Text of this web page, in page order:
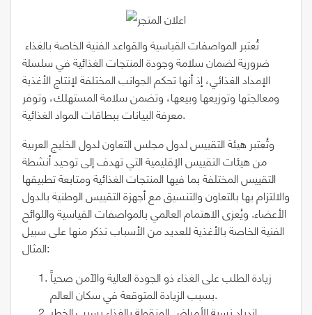
تُعتبر المواصفات القياسية والقواعد الفنية الخاصة بالغذاء
ضرورية لضمان سلامة وجودة المنتجات الغذائية في سلسلة
الإمداد الغذائي، إذ أنها تحكم الجوانب المختلفة لإنتاج الأغذية
ومعالجتها وتوزيعها وبيعها، وتضمن سلامة المستهلك، وتوفر
معرفة البيانات ببطاقات المواد الغذائية.
وتُعتبر هيئة التقييس لدول مجلس التعاون لدول الخليج العربية
من هيئات التقييس الإقليمية التي تهدف إلى توحيد أنشطة
التقييس المختلفة بما فيها المنتجات الغذائية ومتابعة تطبيقها
والالتزام بها بالتعاون والتنسيق مع أجهزة التقييس الوطنية بالدول
الأعضاء. ويُعزى الاهتمام العالمي بالمواصفات القياسية واللوائح
الفنية الخاصة بالأغذية للعديد من الأسباب نذكر منها على سبيل
المثال:
زيادة الطلب على الغذاء ذو الجودة العالية والآمن صحياً
بسبب الزيادة المتوقعة في سكان العالم.